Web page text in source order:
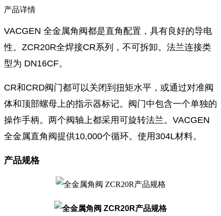
产品详情
VACGEN 全金属角阀都是直角配置，具有良好的导电
性。ZCR20R全焊接CR系列，不可拆卸。法兰连接类
型为 DN16CF。
CR和CRD阀门都可以关闭到扭矩水平，或通过对准阀
体和顶部螺母上的指示器标记。阀门中包含一个单独的
操作手柄。两个阀轴上都采用可旋转法兰。VACGEN
全金属直角阀提供10,000个循环。使用304L材料。
产品规格